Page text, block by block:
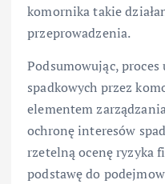
komornika takie
przeprowadzenia.
Podsumowując,
spadkowych przez
elementem
ochronę interesów
rzetelną ocenę ryzyka
podstawę do